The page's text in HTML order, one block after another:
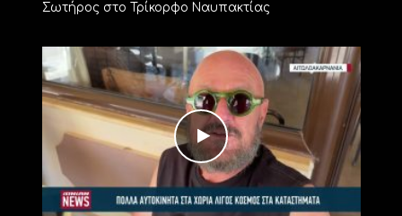
Σωτήρος στο Τρίκορφο Ναυπακτίας